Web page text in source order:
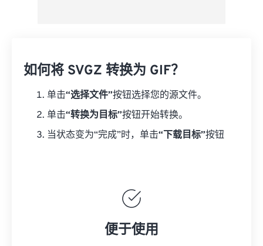
如何将 SVGZ 转换为 GIF？
单击“选择文件”按钮选择您的源文件。
单击“转换为目标”按钮开始转换。
当状态变为“完成”时，单击“下载目标”按钮
便于使用